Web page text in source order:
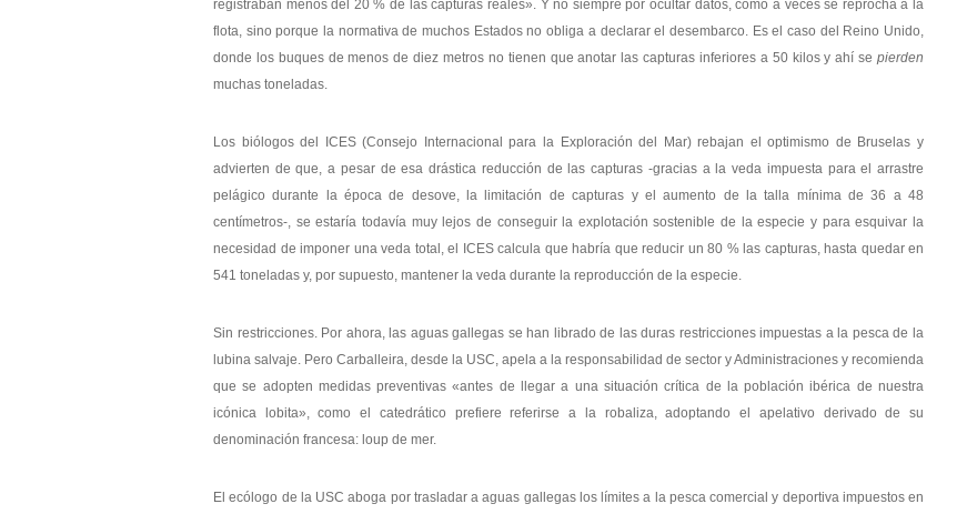
registraban menos del 20 % de las capturas reales». Y no siempre por ocultar datos, como a veces se reprocha a la
flota, sino porque la normativa de muchos Estados no obliga a declarar el desembarco. Es el caso del Reino Unido,
donde los buques de menos de diez metros no tienen que anotar las capturas inferiores a 50 kilos y ahí se pierden
muchas toneladas.
Los biólogos del ICES (Consejo Internacional para la Exploración del Mar) rebajan el optimismo de Bruselas y
advierten de que, a pesar de esa drástica reducción de las capturas -gracias a la veda impuesta para el arrastre
pelágico durante la época de desove, la limitación de capturas y el aumento de la talla mínima de 36 a 48
centímetros-, se estaría todavía muy lejos de conseguir la explotación sostenible de la especie y para esquivar la
necesidad de imponer una veda total, el ICES calcula que habría que reducir un 80 % las capturas, hasta quedar en
541 toneladas y, por supuesto, mantener la veda durante la reproducción de la especie.
Sin restricciones. Por ahora, las aguas gallegas se han librado de las duras restricciones impuestas a la pesca de la
lubina salvaje. Pero Carballeira, desde la USC, apela a la responsabilidad de sector y Administraciones y recomienda
que se adopten medidas preventivas «antes de llegar a una situación crítica de la población ibérica de nuestra
icónica lobita», como el catedrático prefiere referirse a la robaliza, adoptando el apelativo derivado de su
denominación francesa: loup de mer.
El ecólogo de la USC aboga por trasladar a aguas gallegas los límites a la pesca comercial y deportiva impuestos en